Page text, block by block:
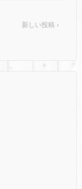
新しい投稿 ›